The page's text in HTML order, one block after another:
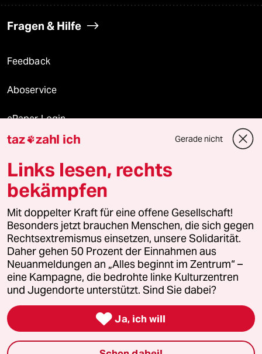
Fragen & Hilfe
Feedback
Aboservice
ePaper Login
Downloads für Abonnierende
© 2026 taz Verlags und Vertriebs GmbH
Alle Rechte vorbehalten. Bei rechtlichen Fragen oder für Genehmigungen
wenden Sie sich bitte an lizenzen@taz.de
Feedback Redaktionsstatut Kommune-Richtlinien
Leitlinie Informant Datenschutz Impressum AGB
Seitenwende Einwilligungen widerrufen (Ads)
taz zahl ich Gerade nicht
Links lesen, rechts
bekämpfen
Mit doppelter Kraft für eine offene Gesellschaft!
Besonders jetzt brauchen Menschen, die sich gegen
Rechtsextremismus einsetzen, unsere Solidarität.
Daher gehen 50 Prozent der Einnahmen aus
Neuanmeldungen an „Alles beginnt im Zentrum“ –
eine Kampagne, die bedrohte linke Kulturzentren
und Jugendorte unterstützt. Sind Sie dabei?
 Ja, ich will